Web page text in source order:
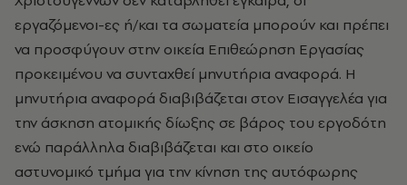
εργαζόμενοι-ες ή/και τα σωματεία μπορούν και πρέπει
να προσφύγουν στην οικεία Επιθεώρηση Εργασίας
προκειμένου να συνταχθεί μηνυτήρια αναφορά. Η
μηνυτήρια αναφορά διαβιβάζεται στον Εισαγγελέα για
την άσκηση ατομικής δίωξης σε βάρος του εργοδότη
ενώ παράλληλα διαβιβάζεται και στο οικείο
αστυνομικό τμήμα για την κίνηση της αυτόφωρης